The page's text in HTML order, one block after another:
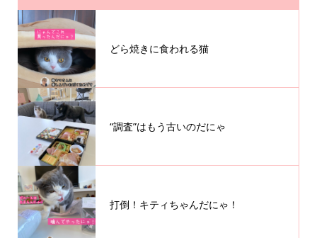
どら焼きに食われる猫
“調査”はもう古いのだにゃ
打倒！キティちゃんだにゃ！